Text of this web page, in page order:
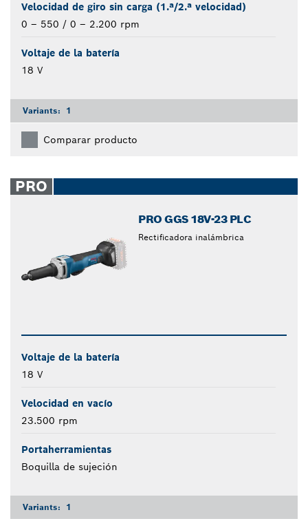
Velocidad de giro sin carga (1.ª/2.ª velocidad)
0 – 550 / 0 – 2.200 rpm
Voltaje de la batería
18 V
Variants: 1
Comparar producto
PRO
PRO GGS 18V-23 PLC
Rectificadora inalámbrica
Voltaje de la batería
18 V
Velocidad en vacío
23.500 rpm
Portaherramientas
Boquilla de sujeción
Variants: 1